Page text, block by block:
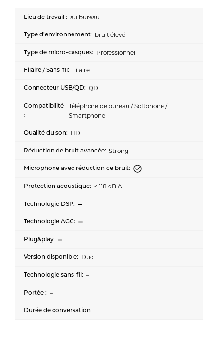
au bureau
bruit élevé
Professionnel
Filaire
QD
Téléphone de bureau / Softphone /
Smartphone
HD
Strong
< 118 dB A
Duo
–
–
–